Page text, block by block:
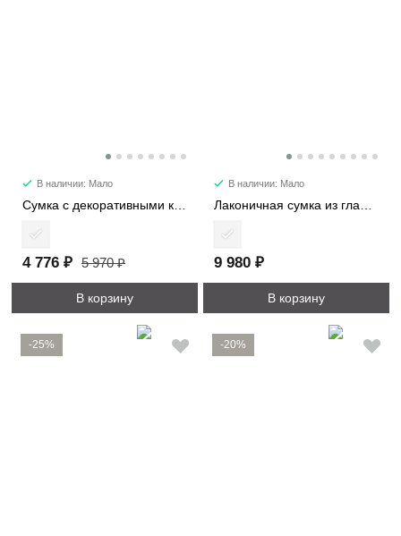
В наличии: Мало
Сумка с декоративными карманами 2480
4 776 ₽ 5 970 ₽
В корзину
В наличии: Мало
Лаконичная сумка из гладкой кожи 6512
9 980 ₽
В корзину
-25% -20%